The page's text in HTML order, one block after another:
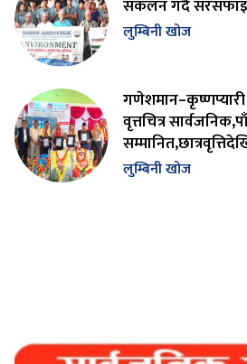
संकलन गर्दै सरसफाइ
लुम्बिनी खोज
वृत्तचित्र
लुम्बिनी खोज